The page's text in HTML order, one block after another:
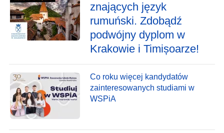
znających język
rumuński. Zdobądź
podwójny dyplom w
Krakowie i Timișoarze!
Co roku więcej kandydatów
zainteresowanych studiami w
WSPiA